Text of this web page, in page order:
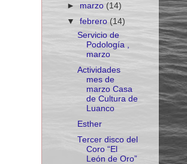
► marzo (14)
▼febrero (14)
Servicio de
Podología ,
marzo
Actividades
mes de
marzo Casa
de Cultura de
Luanco
Esther
Tercer disco del
Coro “El
León de Oro”